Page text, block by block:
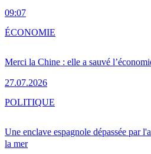
09:07
Merci la Chine : elle a sauvé
27.07.2026
ÉCONOMIE
Une enclave espagnole dépassée par
la mer
POLITIQUE